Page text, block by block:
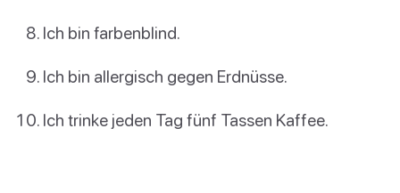
Ich bin farbenblind.
Ich bin allergisch gegen Erdnüsse.
Ich trinke jeden Tag fünf Tassen Kaffee.